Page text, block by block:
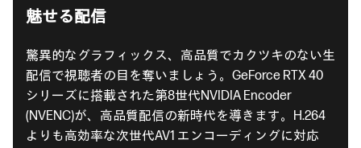
魅せる配信
驚異的なグラフィックス、高品質でカクツキのない生
配信で視聴者の目を奪いましょう。GeForce RTX 40
シリーズに搭載された第8世代NVIDIA Encoder
(NVENC)が、高品質配信の新時代を導きます。H.264
よりも高効率な次世代AV1 エンコーディングに対応